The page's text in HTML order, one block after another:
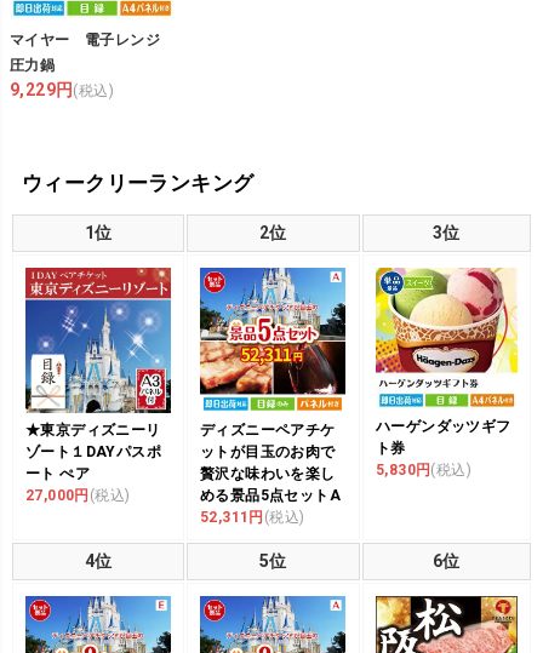
マイヤー 電子レンジ
圧力鍋
9,229円 (税込)
ウィークリーランキング
1位 2位 3位
★東京ディズニーリ
ゾート１DAYパスポ
ート ぺア
27,000円 (税込)
ディズニーペアチケ
ットが目玉のお肉で
贅沢な味わいを楽し
める景品5点セットA
52,311円 (税込)
ハーゲンダッツギフ
ト券
5,830円 (税込)
4位 5位 6位